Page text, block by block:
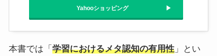
Yahooショッピング
本書では「 学習におけるメタ認知の有用性」とい